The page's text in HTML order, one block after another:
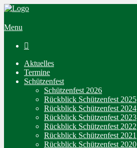
Menu

Aktuelles
Termine
Schützenfest
Schützenfest 2026
Rückblick Schützenfest 2025
Rückblick Schützenfest 2024
Rückblick Schützenfest 2023
Rückblick Schützenfest 2022
Rückblick Schützenfest 2021
Rückblick Schützenfest 2020